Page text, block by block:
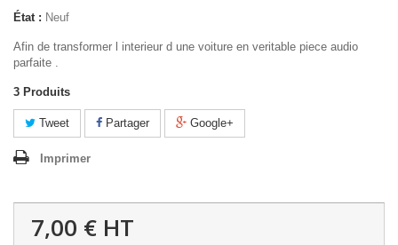
État : Neuf
Afin de transformer l interieur d une voiture en veritable piece audio
parfaite .
3 Produits
Tweet Partager Google+
Imprimer
7,00 € HT